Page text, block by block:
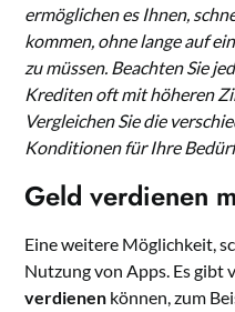
ermöglichen es Ihnen,
kommen, ohne lange auf
zu müssen. Beachten Sie
Krediten oft mit höheren
Vergleichen Sie die
Konditionen für Ihre
Geld verdienen
Eine weitere Möglichkeit,
Nutzung von Apps. Es gibt
verdienen können, zum